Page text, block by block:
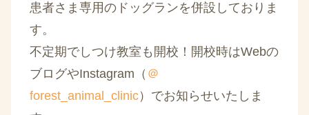
患者さま専用のドッグランを併設しておりま
す。
不定期でしつけ教室も開校！開校時はWebの
ブログやInstagram（ ＠
forest_animal_clinic）でお知らせいたしま